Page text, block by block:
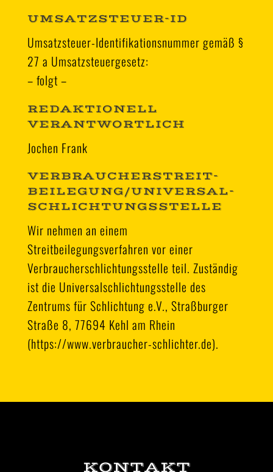
UMSATZSTEUER-ID
Umsatzsteuer-Identifikationsnummer gemäß §
27 a Umsatzsteuergesetz:
– folgt –
REDAKTIONELL
VERANTWORTLICH
Jochen Frank
VERBRAUCHER­STREIT­
BEILEGUNG/UNIVERSAL­
SCHLICHTUNGS­STELLE
Wir nehmen an einem
Streitbeilegungsverfahren vor einer
Verbraucherschlichtungsstelle teil. Zuständig
ist die Universalschlichtungsstelle des
Zentrums für Schlichtung e.V., Straßburger
Straße 8, 77694 Kehl am Rhein
(https://www.verbraucher-schlichter.de).
KONTAKT